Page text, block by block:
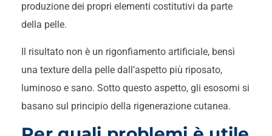
produzione dei propri elementi costitutivi da parte
della pelle.
Il risultato non è un rigonfiamento artificiale, bensì
una texture della pelle dall’aspetto più riposato,
luminoso e sano. Sotto questo aspetto, gli esosomi si
basano sul principio della rigenerazione cutanea.